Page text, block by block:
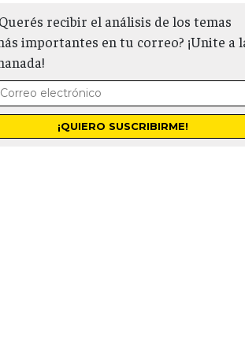
recibir el análisis de los temas
importantes en tu correo? ¡Unite a